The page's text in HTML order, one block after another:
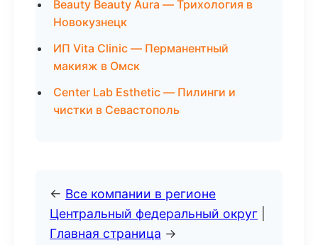
Beauty Beauty Aura — Трихология в
Новокузнецк
ИП Vita Clinic — Перманентный
макияж в Омск
Center Lab Esthetic — Пилинги и
чистки в Севастополь
← Все компании в регионе
Центральный федеральный округ
Главная страница →